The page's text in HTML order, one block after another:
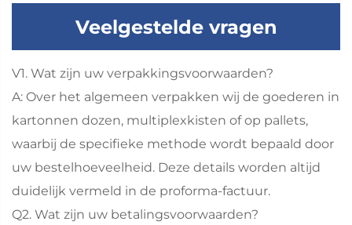
Veelgestelde vragen
V1. Wat zijn uw verpakkingsvoorwaarden?
A: Over het algemeen verpakken wij de goederen in
kartonnen dozen, multiplexkisten of op pallets,
waarbij de specifieke methode wordt bepaald door
uw bestelhoeveelheid. Deze details worden altijd
duidelijk vermeld in de proforma-factuur.
Q2. Wat zijn uw betalingsvoorwaarden?